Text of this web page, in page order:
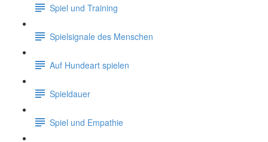
Spiel und Training
Spielsignale des Menschen
Auf Hundeart spielen
Spieldauer
Spiel und Empathie